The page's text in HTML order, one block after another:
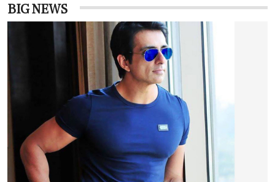
BIG NEWS